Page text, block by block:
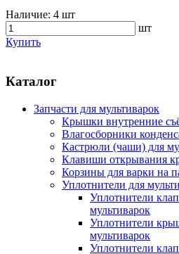
Наличие: 4 шт
шт
Купить
Каталог
Запчасти для мультиварок
Крышки внутренние
Влагосборники
Кастрюли (чаши) для
Клавиши открывания
Корзины для варки на
Уплотнители для
Уплотнители
мультиварок
Уплотнители
мультиварок
Уплотнители